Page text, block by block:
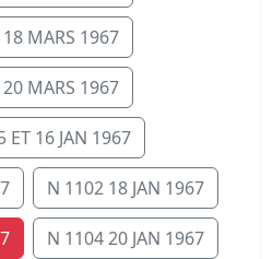
MARS 1967
MARS 1967
ET 16 JAN 1967
N 1102 18 JAN 1967
N 1104 20 JAN 1967